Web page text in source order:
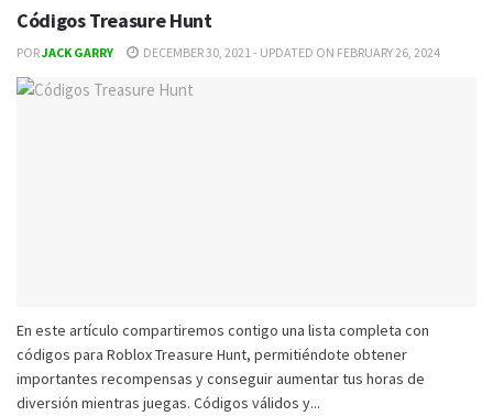
Códigos Treasure Hunt
PORJACK GARRY DECEMBER 30, 2021 - UPDATED ON FEBRUARY 26, 2024
En este artículo compartiremos contigo una lista completa con
códigos para Roblox Treasure Hunt, permitiéndote obtener
importantes recompensas y conseguir aumentar tus horas de
diversión mientras juegas. Códigos válidos y...